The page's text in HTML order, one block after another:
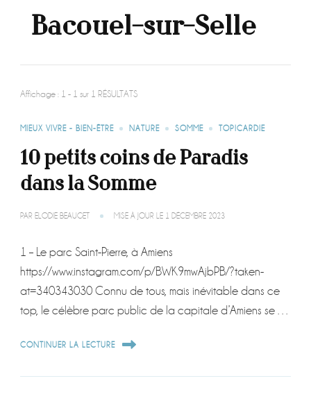
Bacouel-sur-Selle
Affichage : 1 - 1 sur 1 RÉSULTATS
MIEUX VIVRE - BIEN-ÊTRE NATURE SOMME TOPICARDIE
10 petits coins de Paradis
dans la Somme
PAR ELODIE BEAUGET MISE À JOUR LE 1 DÉCEMBRE 2023
1 – Le parc Saint-Pierre, à Amiens
https://www.instagram.com/p/BWK9mwAjbPB/?taken-
at=340343030 Connu de tous, mais inévitable dans ce
top, le célèbre parc public de la capitale d’Amiens se …
CONTINUER LA LECTURE